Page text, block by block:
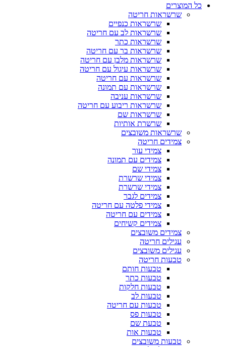
כל המוצרים
שרשראות חריטה
שרשראות כנפיים
שרשראות לב עם חריטה
שרשראות כתר
שרשראות בר עם חריטה
שרשראות מלבן עם חריטה
שרשראות עיגול עם חריטה
שרשראות עם חריטה
שרשראות עם תמונה
שרשראות עניבה
שרשראות ריבוע עם חריטה
שרשראות שם
שרשרת אותיות
שרשראות משובצים
צמידים חריטה
צמידי עור
צמידים עם תמונה
צמידי שם
צמידי שרשרת
צמידי שרשרת
צמידים לגבר
צמידי פלטה עם חריטה
צמידים עם חריטה
צמידים קשיחים
צמידים משובצים
עגילים חריטה
עגילים משובצים
טבעות חריטה
טבעות חותם
טבעות כתר
טבעות חלקות
טבעות לב
טבעות עם חריטה
טבעות פס
טבעת שם
טבעות אות
טבעות משובצים